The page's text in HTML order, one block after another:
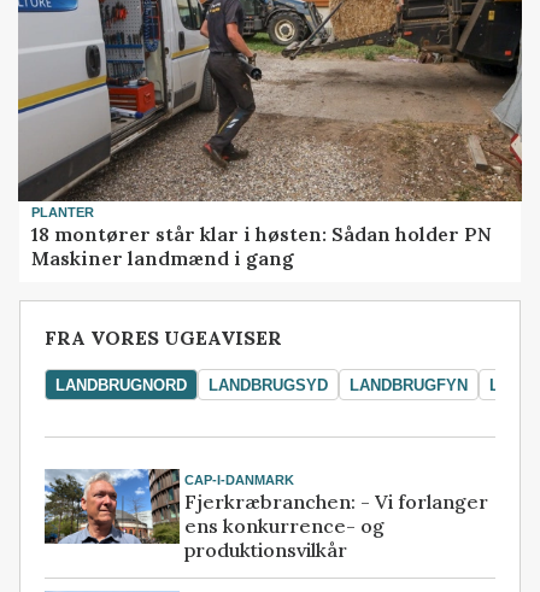
PLANTER
18 montører står klar i høsten: Sådan holder PN
Maskiner landmænd i gang
FRA VORES UGEAVISER
LANDBRUGNORD LANDBRUGSYD LANDBRUGFYN
CAP-I-DANMARK
Fjerkræbranchen: - Vi forlanger
ens konkurrence- og
produktionsvilkår